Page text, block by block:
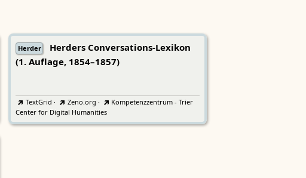
Herder
Herders Conversations-Lexikon
(1. Auflage, 1854–1857)
TextGrid · Zeno.org ·
Kompetenzzentrum - Trier
Center for Digital Humanities